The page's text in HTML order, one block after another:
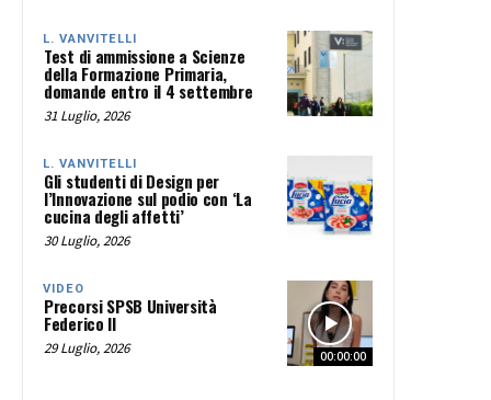
L. VANVITELLI
Test di ammissione a Scienze
della Formazione Primaria,
domande entro il 4 settembre
31 Luglio, 2026
L. VANVITELLI
Gli studenti di Design per
l’Innovazione sul podio con ‘La
cucina degli affetti’
30 Luglio, 2026
00:00:00
VIDEO
Precorsi SPSB Università
Federico II
29 Luglio, 2026